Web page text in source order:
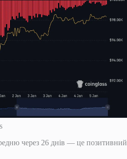
через 26 днів — це позитивний